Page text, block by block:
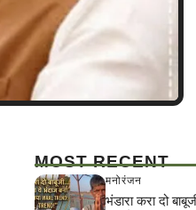
MOST RECENT
मनोरंजन
भंडारा करा दो